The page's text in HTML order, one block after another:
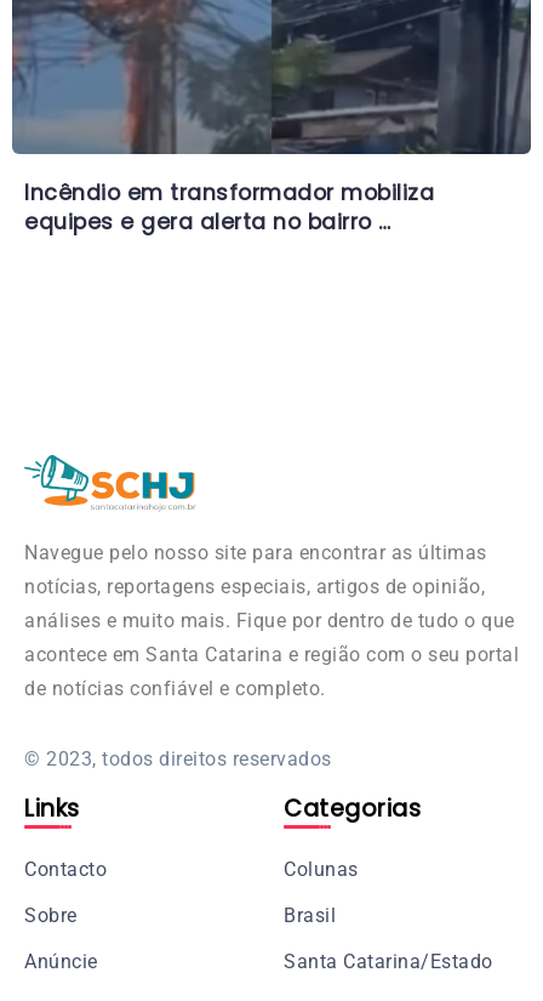
Incêndio em transformador mobiliza
equipes e gera alerta no bairro …
Navegue pelo nosso site para encontrar as últimas
notícias, reportagens especiais, artigos de opinião,
análises e muito mais. Fique por dentro de tudo o que
acontece em Santa Catarina e região com o seu portal
de notícias confiável e completo.
© 2023, todos direitos reservados
Links
Contacto
Sobre
Anúncie
Categorias
Colunas
Brasil
Santa Catarina/Estado